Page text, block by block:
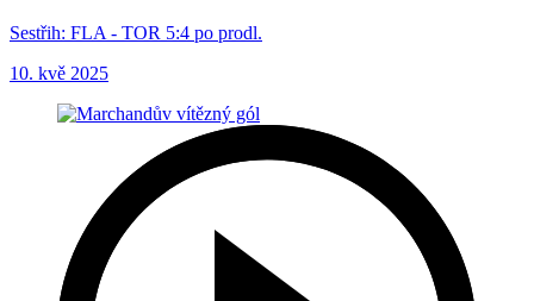
Sestřih: FLA - TOR 5:4 po prodl.
10. kvě 2025